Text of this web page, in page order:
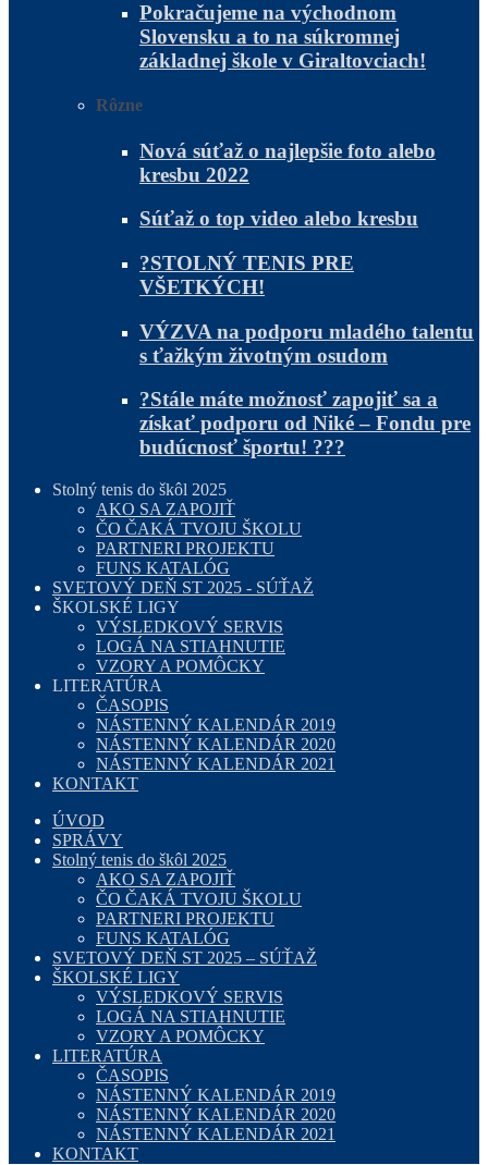
Pokračujeme na východnom
Slovensku a to na súkromnej
základnej škole v Giraltovciach!
Rôzne
Nová súťaž o najlepšie foto alebo
kresbu 2022
Súťaž o top video alebo kresbu
?STOLNÝ TENIS PRE
VŠETKÝCH!
VÝZVA na podporu mladého talentu
s ťažkým životným osudom
?Stále máte možnosť zapojiť sa a
získať podporu od Niké – Fondu pre
budúcnosť športu! ???
Stolný tenis do škôl 2025
AKO SA ZAPOJIŤ
ČO ČAKÁ TVOJU ŠKOLU
PARTNERI PROJEKTU
FUNS KATALÓG
SVETOVÝ DEŇ ST 2025 - SÚŤAŽ
ŠKOLSKÉ LIGY
VÝSLEDKOVÝ SERVIS
LOGÁ NA STIAHNUTIE
VZORY A POMÔCKY
LITERATÚRA
ČASOPIS
NÁSTENNÝ KALENDÁR 2019
NÁSTENNÝ KALENDÁR 2020
NÁSTENNÝ KALENDÁR 2021
KONTAKT
ÚVOD
SPRÁVY
Stolný tenis do škôl 2025
AKO SA ZAPOJIŤ
ČO ČAKÁ TVOJU ŠKOLU
PARTNERI PROJEKTU
FUNS KATALÓG
SVETOVÝ DEŇ ST 2025 – SÚŤAŽ
ŠKOLSKÉ LIGY
VÝSLEDKOVÝ SERVIS
LOGÁ NA STIAHNUTIE
VZORY A POMÔCKY
LITERATÚRA
ČASOPIS
NÁSTENNÝ KALENDÁR 2019
NÁSTENNÝ KALENDÁR 2020
NÁSTENNÝ KALENDÁR 2021
KONTAKT